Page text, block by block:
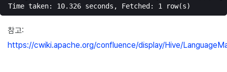
참고:
https://cwiki.apache.org/confluence/display/Hive/